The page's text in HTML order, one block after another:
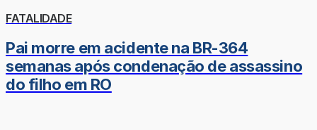
FATALIDADE
Pai morre em acidente na BR-364
semanas após condenação de assassino
do filho em RO